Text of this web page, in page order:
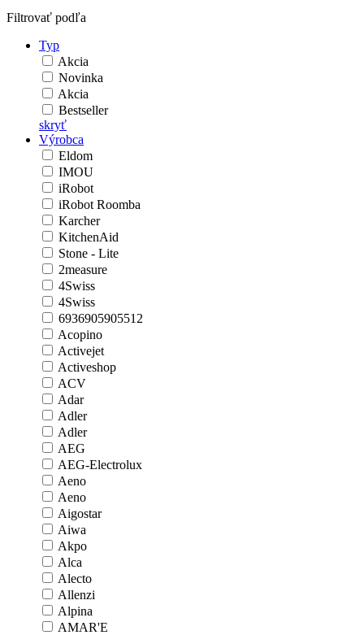
Filtrovať podľa
Typ
Akcia
Novinka
Akcia
Bestseller
skryť
Výrobca
Eldom
IMOU
iRobot
iRobot Roomba
Karcher
KitchenAid
Stone - Lite
2measure
4Swiss
4Swiss
6936905905512
Acopino
Activejet
Activeshop
ACV
Adar
Adler
Adler
AEG
AEG-Electrolux
Aeno
Aeno
Aigostar
Aiwa
Akpo
Alca
Alecto
Allenzi
Alpina
AMAR'E